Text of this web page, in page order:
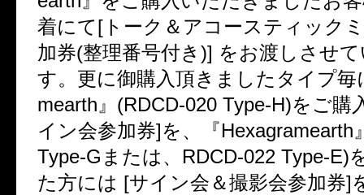
着にて[トーク＆アコースティック
加券(整理番号付き)] をお渡しさせ
す。更に御購入頂きましたタイプ毎
mearth』(RDCD-020 Type-H)をご購
イン会参加券]を、『Hexagramearth
Type-Gまたは、RDCD-022 Type-E)
た方には [サイン会＆撮影会参加券]